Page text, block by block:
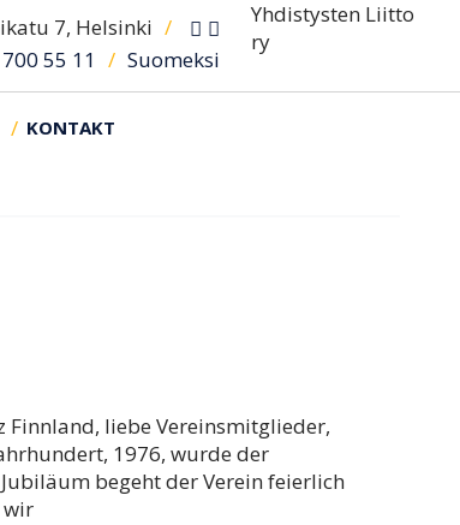
7, Helsinki /
55 11 / Suomeksi
KONTAKT
Finnland, liebe Vereinsmitglieder,
1976, wurde der
begeht der Verein feierlich
wir